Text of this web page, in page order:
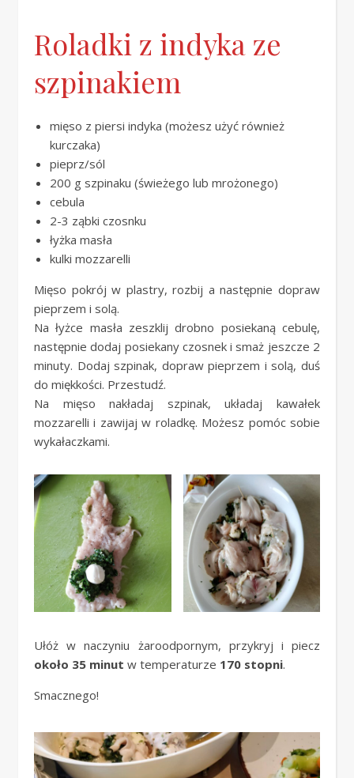
Roladki z indyka ze
szpinakiem
mięso z piersi indyka (możesz użyć również
kurczaka)
pieprz/sól
200 g szpinaku (świeżego lub mrożonego)
cebula
2-3 ząbki czosnku
łyżka masła
kulki mozzarelli
Mięso pokrój w plastry, rozbij a następnie dopraw
pieprzem i solą.
Na łyżce masła zeszklij drobno posiekaną cebulę,
następnie dodaj posiekany czosnek i smaż jeszcze 2
minuty. Dodaj szpinak, dopraw pieprzem i solą, duś
do miękkości. Przestudź.
Na mięso nakładaj szpinak, układaj kawałek
mozzarelli i zawijaj w roladkę. Możesz pomóc sobie
wykałaczkami.
Ułóż w naczyniu żaroodpornym, przykryj i piecz
około 35 minut w temperaturze 170 stopni.
Smacznego!